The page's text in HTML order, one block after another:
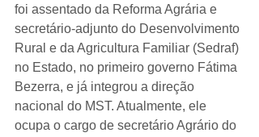
foi assentado da Reforma Agrária e
secretário-adjunto do Desenvolvimento
Rural e da Agricultura Familiar (Sedraf)
no Estado, no primeiro governo Fátima
Bezerra, e já integrou a direção
nacional do MST. Atualmente, ele
ocupa o cargo de secretário Agrário do